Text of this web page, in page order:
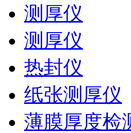
测厚仪
测厚仪
热封仪
纸张测厚仪
薄膜厚度检